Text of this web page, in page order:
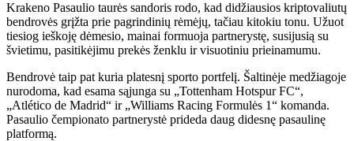
Krakeno Pasaulio taurės sandoris rodo, kad didžiausios kriptovaliutų
bendrovės grįžta prie pagrindinių rėmėjų, tačiau kitokiu tonu. Užuot
tiesiog ieškoję dėmesio, mainai formuoja partnerystę, susijusią su
švietimu, pasitikėjimu prekės ženklu ir visuotiniu prieinamumu.
Bendrovė taip pat kuria platesnį sporto portfelį. Šaltinėje medžiagoje
nurodoma, kad esama sąjunga su „Tottenham Hotspur FC“,
„Atlético de Madrid“ ir „Williams Racing Formulės 1“ komanda.
Pasaulio čempionato partnerystė prideda daug didesnę pasaulinę
platformą.